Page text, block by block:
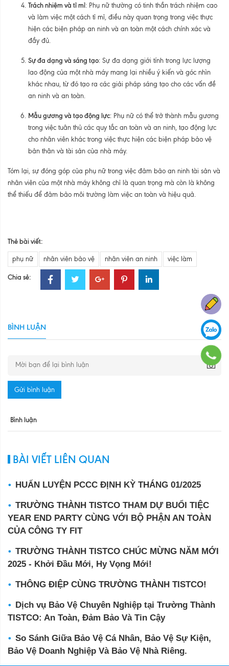
Trách nhiệm và tỉ mỉ: Phụ nữ thường có tinh thần trách nhiệm cao
và làm việc một cách tỉ mỉ, điều này quan trọng trong việc thực
hiện các biện pháp an ninh và an toàn một cách chính xác và
đầy đủ.
Sự đa dạng và sáng tạo: Sự đa dạng giới tính trong lực lượng
lao động của một nhà máy mang lại nhiều ý kiến và góc nhìn
khác nhau, từ đó tạo ra các giải pháp sáng tạo cho các vấn đề
an ninh và an toàn.
Mẫu gương và tạo động lực: Phụ nữ có thể trở thành mẫu gương
trong việc tuân thủ các quy tắc an toàn và an ninh, tạo động lực
cho nhân viên khác trong việc thực hiện các biện pháp bảo vệ
bản thân và tài sản của nhà máy.
Tóm lại, sự đóng góp của phụ nữ trong việc đảm bảo an ninh tài sản và
nhân viên của một nhà máy không chỉ là quan trọng mà còn là không
thể thiếu để đảm bảo môi trường làm việc an toàn và hiệu quả.
Thẻ bài viết:
phụ nữ nhân viên bảo vệ nhân viên an ninh việc làm
Chia sẻ:
BÌNH LUẬN
Gửi bình luận
Bình luận
BÀI VIẾT LIÊN QUAN
HUẤN LUYỆN PCCC ĐỊNH KỲ THÁNG 01/2025
TRƯỜNG THÀNH TISTCO THAM DỰ BUỔI TIỆC
YEAR END PARTY CÙNG VỚI BỘ PHẬN AN TOÀN
CỦA CÔNG TY FIT
TRƯỜNG THÀNH TISTCO CHÚC MỪNG NĂM MỚI
2025 - Khởi Đầu Mới, Hy Vọng Mới!
THÔNG ĐIỆP CÙNG TRƯỜNG THÀNH TISTCO!
Dịch vụ Bảo Vệ Chuyên Nghiệp tại Trường Thành
TISTCO: An Toàn, Đảm Bảo Và Tin Cậy
So Sánh Giữa Bảo Vệ Cá Nhân, Bảo Vệ Sự Kiện,
Bảo Vệ Doanh Nghiệp Và Bảo Vệ Nhà Riêng.